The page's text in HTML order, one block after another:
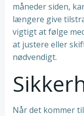
måneder siden,
længere give
vigtigt at følge
at justere eller
nødvendigt.
Når det kommer